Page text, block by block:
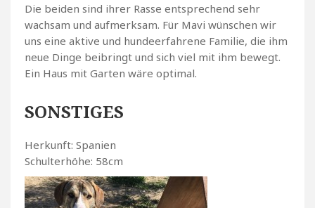
Die beiden sind ihrer Rasse entsprechend sehr
wachsam und aufmerksam. Für Mavi wünschen wir
uns eine aktive und hundeerfahrene Familie, die ihm
neue Dinge beibringt und sich viel mit ihm bewegt.
Ein Haus mit Garten wäre optimal.
SONSTIGES
Herkunft: Spanien
Schulterhöhe: 58cm